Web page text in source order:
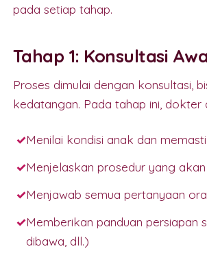
pada setiap tahap.
Tahap 1: Konsultasi
Proses dimulai dengan konsultasi,
kedatangan. Pada tahap ini, dokter
Menilai kondisi anak dan
Menjelaskan prosedur yang
Menjawab semua pertanyaan
Memberikan panduan persiapan
dibawa, dll.)